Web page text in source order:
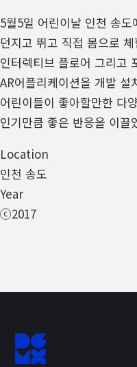
5월5일 어린이날 인천 송
던지고 뛰고 직접 몸으로
인터렉티브 플로어 그리고
AR어플리케이션을 개발 설
어린이들이 좋아할만한 다
인기만큼 좋은 반응을 이끌
Location
인천 송도
Year
ⓒ2017